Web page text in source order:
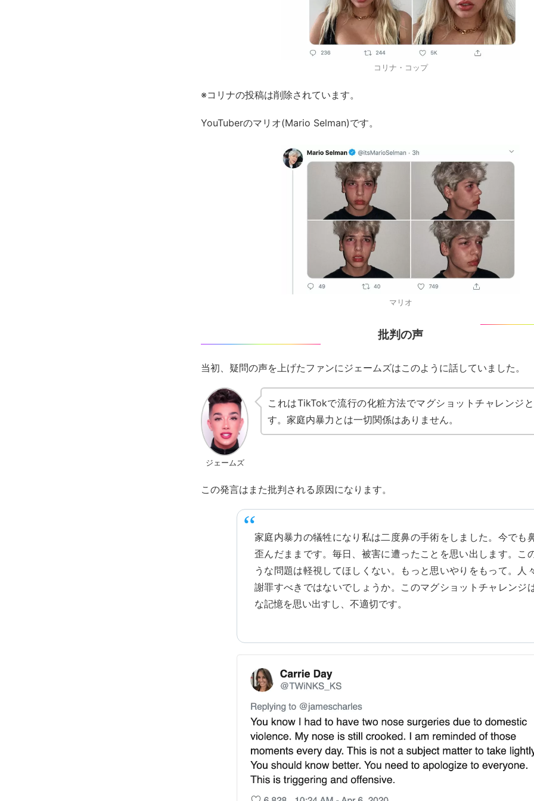
コリナ・コップ
※コリナの投稿は削除されています。
YouTuberのマリオ(Mario Selman)です。
マリオ
批判の声
当初、疑問の声を上げたファンにジェームズはこのように話していました。
ジェームズ
これはTikTokで流行の化粧方法でマグショットチャレンジ
す。家庭内暴力とは一切関係はありません。
この発言はまた批判される原因になります。
家庭内暴力の犠牲になり私は二度鼻の手術をしました。今でも
歪んだままです。毎日、被害に遭ったことを思い出します。こ
うな問題は軽視してほしくない。もっと思いやりをもって。人
謝罪すべきではないでしょうか。このマグショットチャレンジ
な記憶を思い出すし、不適切です。